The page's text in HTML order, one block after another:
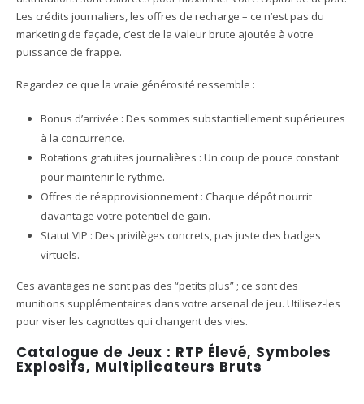
Les crédits journaliers, les offres de recharge – ce n’est pas du
marketing de façade, c’est de la valeur brute ajoutée à votre
puissance de frappe.
Regardez ce que la vraie générosité ressemble :
Bonus d’arrivée : Des sommes substantiellement supérieures
à la concurrence.
Rotations gratuites journalières : Un coup de pouce constant
pour maintenir le rythme.
Offres de réapprovisionnement : Chaque dépôt nourrit
davantage votre potentiel de gain.
Statut VIP : Des privilèges concrets, pas juste des badges
virtuels.
Ces avantages ne sont pas des “petits plus” ; ce sont des
munitions supplémentaires dans votre arsenal de jeu. Utilisez-les
pour viser les cagnottes qui changent des vies.
Catalogue de Jeux : RTP Élevé, Symboles
Explosifs, Multiplicateurs Bruts